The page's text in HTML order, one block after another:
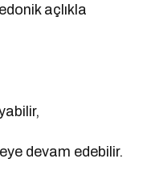
açlıkla
devam edebilir.